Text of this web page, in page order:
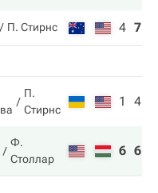
П. Стирнс 4 7
П.
Стирнс
1 4
Ф.
Столлар
6 6